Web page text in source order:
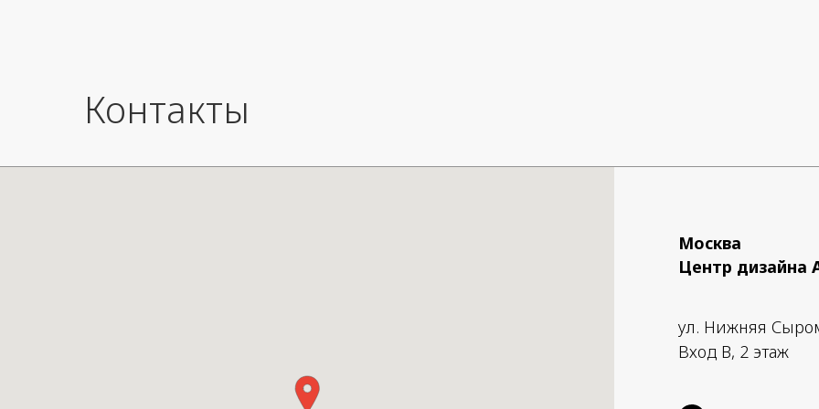
Контакты
Москва
Центр дизайна
ул. Нижняя
Вход B, 2 этаж